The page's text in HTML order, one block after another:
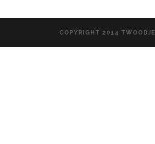
COPYRIGHT 2014 TWOODJE